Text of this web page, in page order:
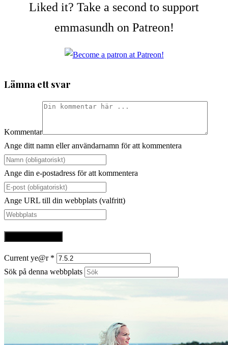
Liked it? Take a second to support
emmasundh on Patreon!
Lämna ett svar
Kommentar
Ange ditt namn eller användarnamn för att kommentera
Ange din e-postadress för att kommentera
Ange URL till din webbplats (valfritt)
Current ye@r *
Sök på denna webbplats